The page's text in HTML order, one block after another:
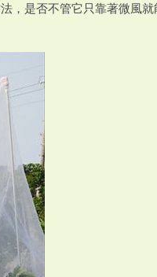
，是否不管它只靠著微風就